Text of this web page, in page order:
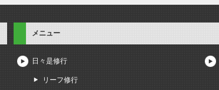
メニュー
日々是修行
リーフ修行